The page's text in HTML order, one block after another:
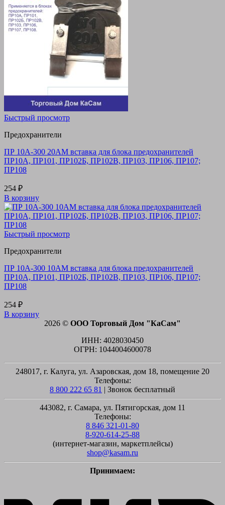
Быстрый просмотр
Предохранители
ПР 10А-300 20АМ вставка для блока предохранителей
ПР10А, ПР101, ПР102Б, ПР102В, ПР103, ПР106, ПР107;
ПР108
254 ₽
В корзину
Быстрый просмотр
Предохранители
ПР 10А-300 10АМ вставка для блока предохранителей
ПР10А, ПР101, ПР102Б, ПР102В, ПР103, ПР106, ПР107;
ПР108
254 ₽
В корзину
2026 © ООО Торговый Дом "КаСам"
ИНН: 4028030450
ОГРН: 1044004600078
248017, г. Калуга, ул. Азаровская, дом 18, помещение 20
Телефоны:
8 800 222 65 81 | Звонок бесплатный
443082, г. Самара, ул. Пятигорская, дом 11
Телефоны:
8 846 321-01-80
8-920-614-25-88
(интернет-магазин, маркетплейсы)
shop@kasam.ru
Принимаем: